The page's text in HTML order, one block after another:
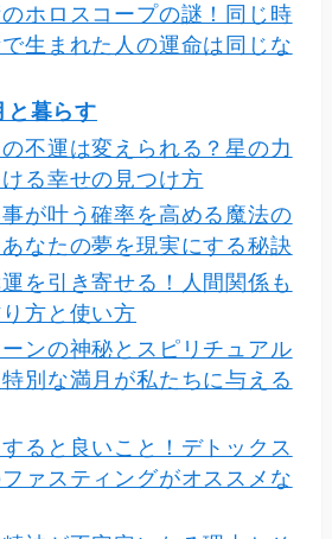
ホロスコープの謎！同じ時
生まれた人の運命は同じな
と暮らす
不運は変えられる？星の力
る幸せの見つけ方
が叶う確率を高める魔法の
なたの夢を現実にする秘訣
を引き寄せる！人間関係も
方と使い方
ンの神秘とスピリチュアル
別な満月が私たちに与える
ると良いこと！デトックス
ァスティングがオススメな